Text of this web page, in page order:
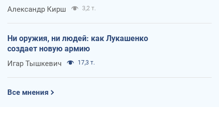
Александр Кирш 3,2 т.
Ни оружия, ни людей: как Лукашенко
создает новую армию
Игар Тышкевич 17,3 т.
Все мнения